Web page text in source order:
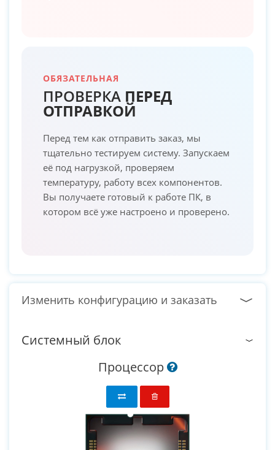
ОБЯЗАТЕЛЬНАЯ
ПРОВЕРКА ПЕРЕД
ОТПРАВКОЙ
Перед тем как отправить заказ, мы
тщательно тестируем систему. Запускаем
её под нагрузкой, проверяем
температуру, работу всех компонентов.
Вы получаете готовый к работе ПК, в
котором всё уже настроено и проверено.
Изменить конфигурацию и заказать
Системный блок
Процессор